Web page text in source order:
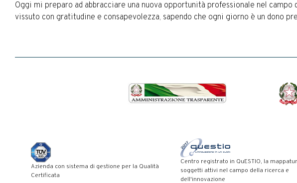
Oggi mi preparo ad abbracciare una nuova opportunità professionale nel
vissuto con gratitudine e consapevolezza, sapendo che ogni giorno è un dono
Azienda con sistema di gestione per la Qualità
Certificata
Centro registrato in QuESTIO, la
soggetti attivi nel campo della ricerca e
dell'innovazione